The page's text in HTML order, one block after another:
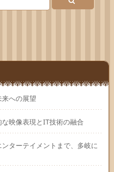
への展望
映像表現とIT技術の融合
ターテイメントまで、多岐に